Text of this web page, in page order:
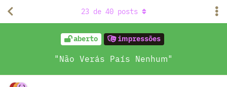
aberto impressões
"Não Verás País Nenhum"
23de 40posts